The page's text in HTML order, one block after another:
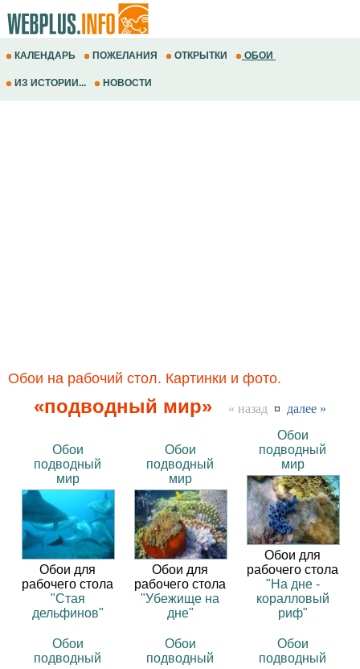
КАЛЕНДАРЬ ПОЖЕЛАНИЯ ОТКРЫТКИ ОБОИ
ИЗ ИСТОРИИ... НОВОСТИ
Обои на рабочий стол. Картинки и фото.
«подводный мир» « назад ¤ далее »
Обои
подводный
мир
Обои для
рабочего стола
"Стая
дельфинов"
Обои
подводный
мир
Обои для
рабочего стола
"Убежище на
дне"
Обои
подводный
мир
Обои для
рабочего стола
"На дне -
коралловый
риф"
Обои
подводный
Обои
подводный
Обои
подводный